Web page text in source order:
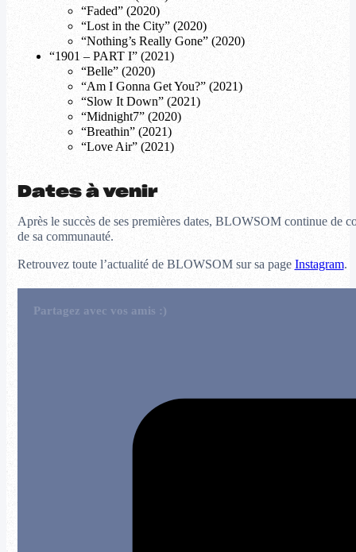
“Faded” (2020)
“Lost in the City” (2020)
“Nothing’s Really Gone” (2020)
“1901 – PART I” (2021)
“Belle” (2020)
“Am I Gonna Get You?” (2021)
“Slow It Down” (2021)
“Midnight7” (2020)
“Breathin” (2021)
“Love Air” (2021)
Dates à venir
Après le succès de ses premières dates, BLOWSOM continue de
de sa communauté.
Retrouvez toute l’actualité de BLOWSOM sur sa page Instagram.
Partagez avec vos amis :)